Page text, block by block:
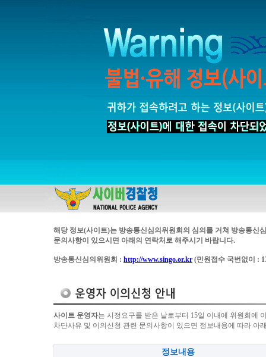
해당 정보(사이트)는 방송통신심의위원회의 심의를 거쳐 방송통신
문의사항이 있으시면 아래의 연락처로 해주시기 바랍니다.
방송통신심의위원회 : http://www.singo.or.kr (민원접수 국번없이 :
사이트 운영자는 시정요구를 받은 날로부터 15일 이내에 위원회에
차단사유 및 이의신청 관련 문의사항이 있으면 정보내용에 따라 아
정보내용